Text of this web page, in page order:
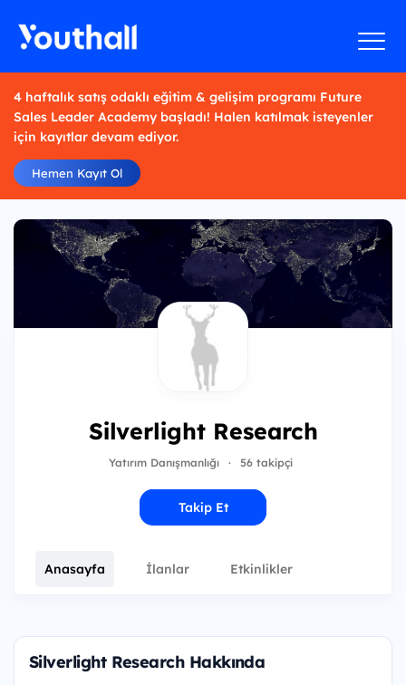
4 haftalık satış odaklı eğitim & gelişim programı Future
Sales Leader Academy başladı! Halen katılmak isteyenler
için kayıtlar devam ediyor.
Hemen Kayıt Ol
Silverlight Research
Yatırım Danışmanlığı · 56 takipçi
Takip Et
Anasayfa İlanlar Etkinlikler
Silverlight Research Hakkında